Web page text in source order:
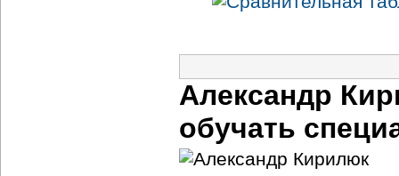
Александр
обучать